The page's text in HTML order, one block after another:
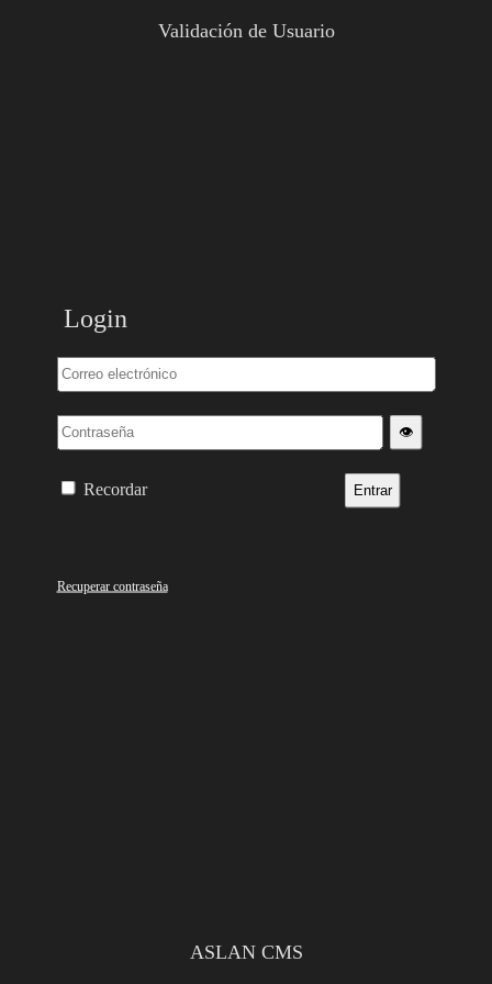
Validación de Usuario
Login
👁️
Recordar Entrar
Recuperar contraseña
ASLAN CMS